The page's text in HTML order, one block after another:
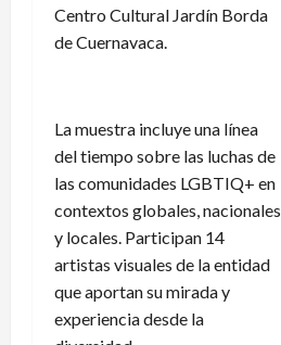
Centro Cultural Jardín Borda
de Cuernavaca.
La muestra incluye una línea
del tiempo sobre las luchas de
las comunidades LGBTIQ+ en
contextos globales, nacionales
y locales. Participan 14
artistas visuales de la entidad
que aportan su mirada y
experiencia desde la